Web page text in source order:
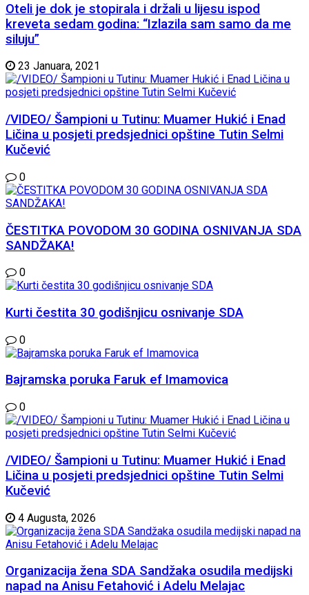
Oteli je dok je stopirala i držali u lijesu ispod
kreveta sedam godina: “Izlazila sam samo da me
siluju”
23 Januara, 2021
/VIDEO/ Šampioni u Tutinu: Muamer Hukić i Enad
Ličina u posjeti predsjednici opštine Tutin Selmi
Kučević
0
ČESTITKA POVODOM 30 GODINA OSNIVANJA SDA
SANDŽAKA!
0
Kurti čestita 30 godišnjicu osnivanje SDA
0
Bajramska poruka Faruk ef Imamovica
0
/VIDEO/ Šampioni u Tutinu: Muamer Hukić i Enad
Ličina u posjeti predsjednici opštine Tutin Selmi
Kučević
4 Augusta, 2026
Organizacija žena SDA Sandžaka osudila medijski
napad na Anisu Fetahović i Adelu Melajac